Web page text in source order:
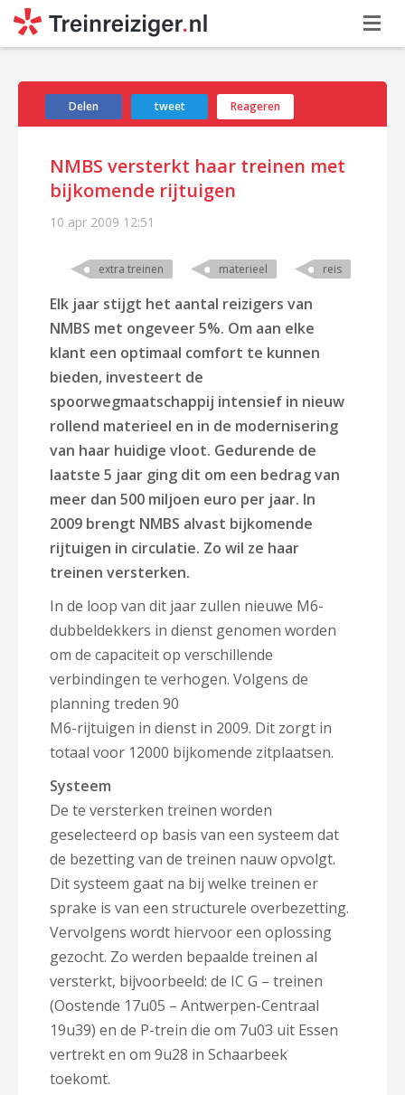
Delen tweet Reageren
NMBS versterkt haar treinen met
bijkomende rijtuigen
10 apr 2009 12:51
extra treinen materieel reis
Elk jaar stijgt het aantal reizigers van
NMBS met ongeveer 5%. Om aan elke
klant een optimaal comfort te kunnen
bieden, investeert de
spoorwegmaatschappij intensief in nieuw
rollend materieel en in de modernisering
van haar huidige vloot. Gedurende de
laatste 5 jaar ging dit om een bedrag van
meer dan 500 miljoen euro per jaar. In
2009 brengt NMBS alvast bijkomende
rijtuigen in circulatie. Zo wil ze haar
treinen versterken.
In de loop van dit jaar zullen nieuwe M6-
dubbeldekkers in dienst genomen worden
om de capaciteit op verschillende
verbindingen te verhogen. Volgens de
planning treden 90
M6-rijtuigen in dienst in 2009. Dit zorgt in
totaal voor 12000 bijkomende zitplaatsen.
Systeem
De te versterken treinen worden
geselecteerd op basis van een systeem dat
de bezetting van de treinen nauw opvolgt.
Dit systeem gaat na bij welke treinen er
sprake is van een structurele overbezetting.
Vervolgens wordt hiervoor een oplossing
gezocht. Zo werden bepaalde treinen al
versterkt, bijvoorbeeld: de IC G – treinen
(Oostende 17u05 – Antwerpen-Centraal
19u39) en de P-trein die om 7u03 uit Essen
vertrekt en om 9u28 in Schaarbeek
toekomt.